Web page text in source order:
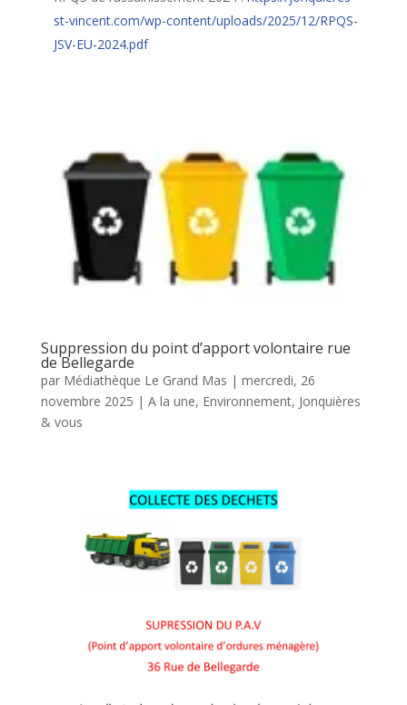
st-vincent.com/wp-content/uploads/2025/12/RPQS-
JSV-EU-2024.pdf
Suppression du point d’apport volontaire rue
de Bellegarde
par Médiathèque Le Grand Mas | mercredi, 26
novembre 2025 | A la une, Environnement, Jonquières
& vous